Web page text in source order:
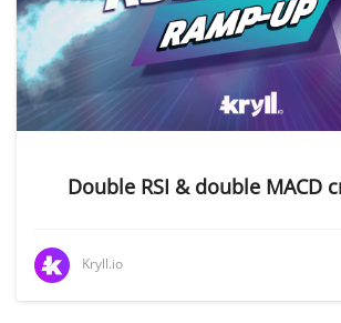
Double RSI & double MACD
Kryll.io